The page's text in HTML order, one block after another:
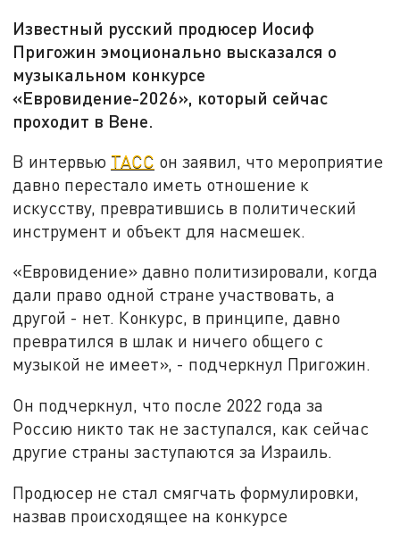
Известный русский продюсер Иосиф
Пригожин эмоционально высказался о
музыкальном конкурсе
«Евровидение-2026», который сейчас
проходит в Вене.
В интервью ТАСС он заявил, что мероприятие
давно перестало иметь отношение к
искусству, превратившись в политический
инструмент и объект для насмешек.
«Евровидение» давно политизировали, когда
дали право одной стране участвовать, а
другой - нет. Конкурс, в принципе, давно
превратился в шлак и ничего общего с
музыкой не имеет», - подчеркнул Пригожин.
Он подчеркнул, что после 2022 года за
Россию никто так не заступался, как сейчас
другие страны заступаются за Израиль.
Продюсер не стал смягчать формулировки,
назвав происходящее на конкурсе